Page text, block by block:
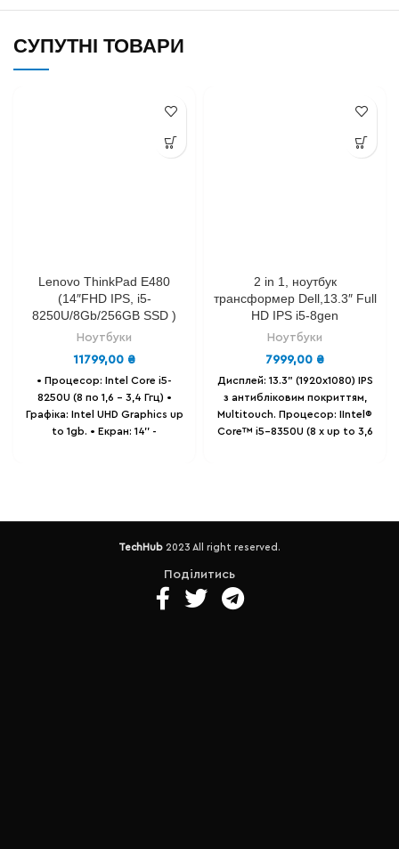
СУПУТНІ ТОВАРИ
Lenovo ThinkPad E480
(14″FHD IPS, i5-
8250U/8Gb/256GB SSD )
Ноутбуки
11799,00 ₴
• Процесор: Intel Сore i5-
8250U (8 по 1,6 - 3,4 Ггц) •
Графіка: Intel UHD Graphics up
to 1gb. • Екран: 14'' -
Кг. • Порти -2 x USB 3.1/1 х USB
комбінований аудіороз'єм
2 in 1, ноутбук
трансформер Dell,13.3″ Full
HD IPS i5-8gen
Ноутбуки
7999,00 ₴
Дисплей: 13.3" (1920х1080) IPS
з антибліковим покриттям,
Multitouch. Процесор: IIntel®
Core™ i5-8350U (8 х up to 3,6
3.1 (5 Гбіт/сек)/1 x USB Type
для навушників/мікрофона/
TechHub 2023 All right reserved.
Поділитись